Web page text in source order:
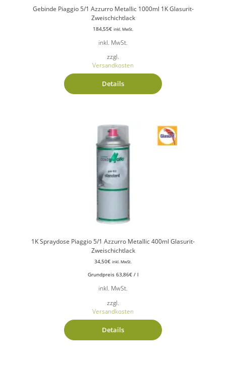
Gebinde Piaggio 5/1 Azzurro Metallic 1000ml 1K Glasurit-
Zweischichtlack
184,55€ inkl. MwSt.
inkl. MwSt.
zzgl.
Versandkosten
Details
1K Spraydose Piaggio 5/1 Azzurro Metallic 400ml Glasurit-
Zweischichtlack
34,50€ inkl. MwSt.
Grundpreis 63,86€/ l
inkl. MwSt.
zzgl.
Versandkosten
Details